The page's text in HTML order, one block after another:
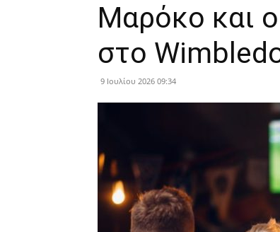
Μαρόκο και
στο
9 Ιουλίου 2026 09:34